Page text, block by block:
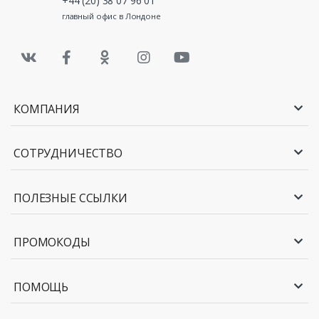
Обеспечьте своему автомобилю ясный взгляд. Секрет
главный офис в Лондоне
КОМПАНИЯ
СОТРУДНИЧЕСТВО
ПОЛЕЗНЫЕ ССЫЛКИ
ПРОМОКОДЫ
ПОМОЩЬ